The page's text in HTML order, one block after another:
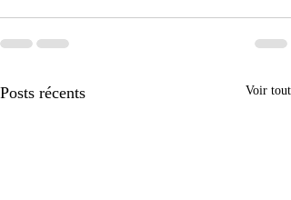
Posts récents Voir tout